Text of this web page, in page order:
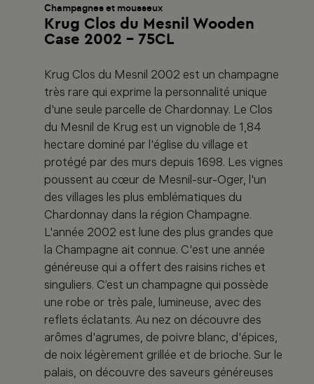
Champagnes et mousseux
Krug Clos du Mesnil Wooden
Case 2002 - 75CL
Krug Clos du Mesnil 2002 est un champagne
très rare qui exprime la personnalité unique
d'une seule parcelle de Chardonnay. Le Clos
du Mesnil de Krug est un vignoble de 1,84
hectare dominé par l'église du village et
protégé par des murs depuis 1698. Les vignes
poussent au cœur de Mesnil-sur-Oger, l'un
des villages les plus emblématiques du
Chardonnay dans la région Champagne.
L'année 2002 est lune des plus grandes que
la Champagne ait connue. C'est une année
généreuse qui a offert des raisins riches et
singuliers. C’est un champagne qui possède
une robe or très pale, lumineuse, avec des
reflets éclatants. Au nez on découvre des
arômes d'agrumes, de poivre blanc, d'épices,
de noix légèrement grillée et de brioche. Sur le
palais, on découvre des saveurs généreuses